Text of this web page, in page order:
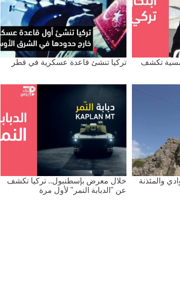
تكشف
تركيا تنشئ قاعدة عسكرية في قطر
والمئذنة
خلال معرض بإسطنبول.. تركيا تكشف
عن "الدبابة النمر" لأول مرة